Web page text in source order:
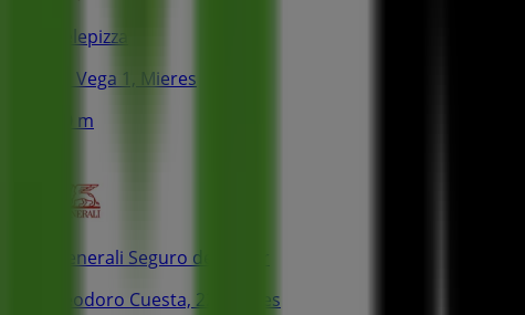
Telepizza
La Vega 1, Mieres
90 m
Generali Seguro de Hogar
Teodoro Cuesta, 22, Mieres